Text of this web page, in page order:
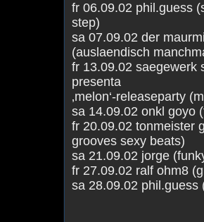
fr 06.09.02 phil.guess
step)
sa 07.09.02 der
(auslaendisch
fr 13.09.02 saegewerk
presenta
‚melon‘-releaseparty
sa 14.09.02 onkl goyo
fr 20.09.02 tonmeister
grooves sexy beats)
sa 21.09.02 jorge
fr 27.09.02 ralf ohm8
sa 28.09.02 phil.guess